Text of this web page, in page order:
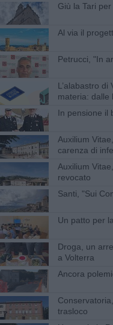
Giù la Tari
Al via il
Petrucci, "In
L’alabastro di
materia: dalle
In pensione il
Auxilium
carenza di
Auxilium
revocato
Santi, "Sui
Un patto per
Droga, un
a Volterra
Ancora
trasloco